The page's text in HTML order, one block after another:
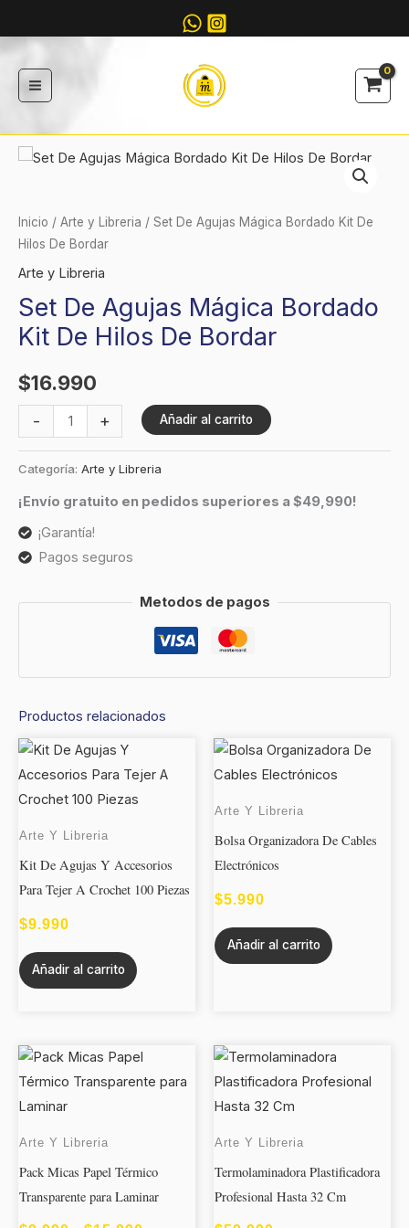
al
Inicio / Arte y Libreria / Set De Agujas Mágica Bordado Kit De
Hilos De Bordar
Arte y Libreria
Set De Agujas Mágica Bordado
Kit De Hilos De Bordar
$16.990
-
Set
Mágica
Kit
De
Hilos
Bordar
cantidad
+ Añadir al carrito
Categoría: Arte y Libreria
¡Envío gratuito en pedidos superiores a $49,990!
¡Garantía!
Pagos seguros
Metodos de pagos
Productos relacionados
Arte Y Libreria
Kit De Agujas Y Accesorios
Para Tejer A Crochet 100 Piezas
$9.990
Añadir al carrito
Arte Y Libreria
Bolsa Organizadora De Cables
Electrónicos
$5.990
Añadir al carrito
Arte Y Libreria
Pack Micas Papel Térmico
Transparente para Laminar
DE
$9.990
HASTA
producto
opciones
Arte Y Libreria
Termolaminadora Plastificadora
Profesional Hasta 32 Cm